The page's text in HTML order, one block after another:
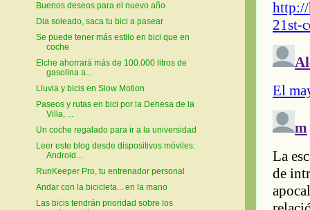
Buenos deseos para el nuevo año
Dia soleado, saca tu bici a pasear
Se puede tener más estilo en bici que en
coche
Elche ahorrará más de 100.000 litros de
gasolina a...
Lluvia y bicis en Slow Motion
Paseos y rutas en bici por la Dehesa de la
Villa, ...
Un coche regalado para ir a la universidad
Leer este blog desde dispositivos móviles:
Android...
RunKeeper Pro, tu entrenador personal
Andar con la bicicleta... en la mano
Las bicis tendrán prioridad sobre los